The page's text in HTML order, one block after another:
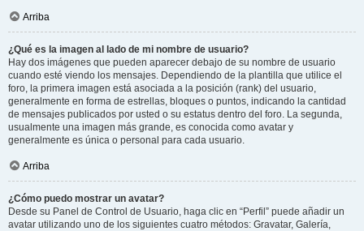
Arriba
¿Qué es la imagen al lado de mi nombre de usuario?
Hay dos imágenes que pueden aparecer debajo de su nombre de usuario
cuando esté viendo los mensajes. Dependiendo de la plantilla que utilice el
foro, la primera imagen está asociada a la posición (rank) del usuario,
generalmente en forma de estrellas, bloques o puntos, indicando la cantidad
de mensajes publicados por usted o su estatus dentro del foro. La segunda,
usualmente una imagen más grande, es conocida como avatar y
generalmente es única o personal para cada usuario.
Arriba
¿Cómo puedo mostrar un avatar?
Desde su Panel de Control de Usuario, haga clic en “Perfil” puede añadir un
avatar utilizando uno de los siguientes cuatro métodos: Gravatar, Galería,